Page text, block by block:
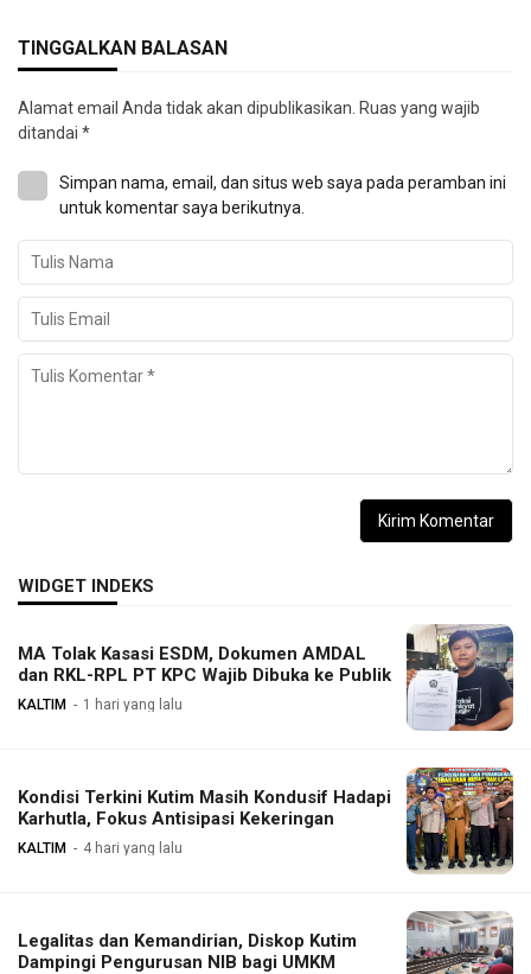
TINGGALKAN BALASAN
Alamat email Anda tidak akan dipublikasikan. Ruas yang wajib
ditandai *
Simpan nama, email, dan situs web saya pada peramban ini
untuk komentar saya berikutnya.
WIDGET INDEKS
MA Tolak Kasasi ESDM, Dokumen AMDAL
dan RKL-RPL PT KPC Wajib Dibuka ke Publik
KALTIM 1 hari yang lalu
Kondisi Terkini Kutim Masih Kondusif Hadapi
Karhutla, Fokus Antisipasi Kekeringan
KALTIM 4 hari yang lalu
Legalitas dan Kemandirian, Diskop Kutim
Dampingi Pengurusan NIB bagi UMKM